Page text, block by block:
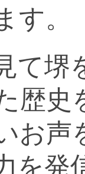
す。
て
歴史
お声
を発